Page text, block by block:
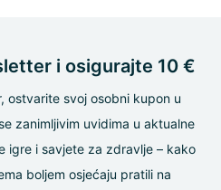
i osigurajte 10 €
ostvarite svoj osobni kupon u
zanimljivim uvidima u aktualne
igre i savjete za zdravlje – kako
boljem osjećaju pratili na